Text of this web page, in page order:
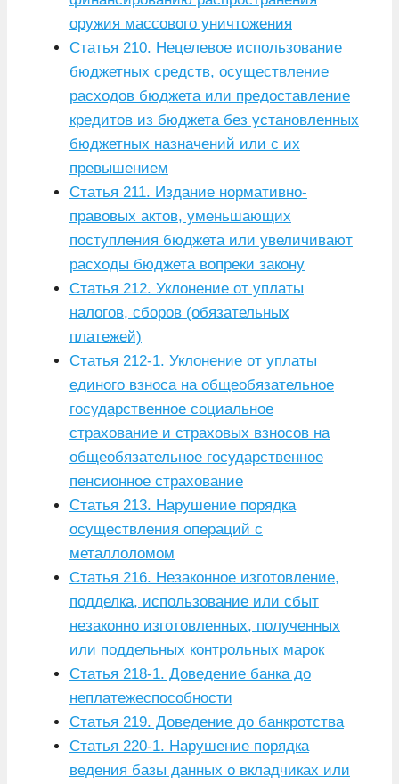
оружия массового уничтожения
Статья 210. Нецелевое использование
бюджетных средств, осуществление
расходов бюджета или предоставление
кредитов из бюджета без установленных
бюджетных назначений или с их
превышением
Статья 211. Издание нормативно-
правовых актов, уменьшающих
поступления бюджета или увеличивают
расходы бюджета вопреки закону
Статья 212. Уклонение от уплаты
налогов, сборов (обязательных
платежей)
Статья 212-1. Уклонение от уплаты
единого взноса на общеобязательное
государственное социальное
страхование и страховых взносов на
общеобязательное государственное
пенсионное страхование
Статья 213. Нарушение порядка
осуществления операций с
металлоломом
Статья 216. Незаконное изготовление,
подделка, использование или сбыт
незаконно изготовленных, полученных
или поддельных контрольных марок
Статья 218-1. Доведение банка до
неплатежеспособности
Статья 219. Доведение до банкротства
Статья 220-1. Нарушение порядка
ведения базы данных о вкладчиках или